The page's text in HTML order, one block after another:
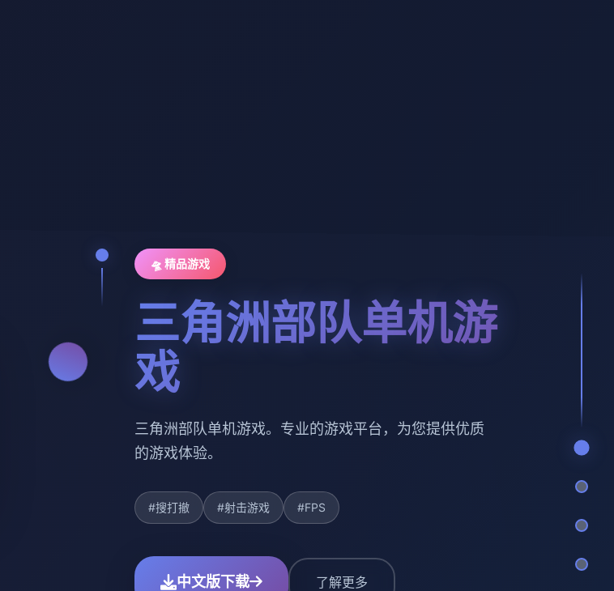
🛸 精品游戏
三角洲部队单机游
戏
三角洲部队单机游戏。专业的游戏平台，为您提供优质
的游戏体验。
#搜打撤 #射击游戏 #FPS
中文版下载 了解更多